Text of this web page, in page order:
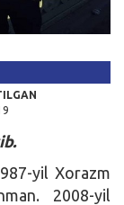
yil Xorazm
2008-yil